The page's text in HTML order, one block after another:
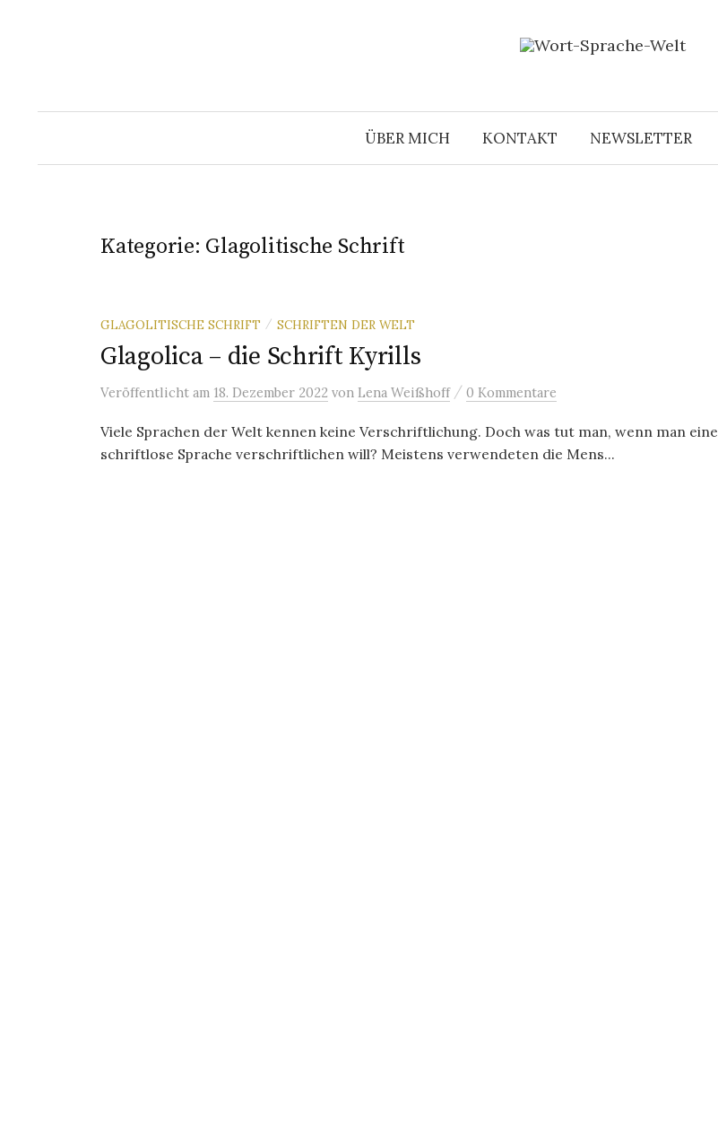
ÜBER MICH KONTAKT NEWSLETTER
Kategorie: Glagolitische Schrift
GLAGOLITISCHE SCHRIFT / SCHRIFTEN DER WELT
Glagolica – die Schrift Kyrills
Veröffentlicht am 18. Dezember 2022 von Lena Weißhoff / 0 Kommentare
Viele Sprachen der Welt kennen keine Verschriftlichung. Doch was tut man, wenn man eine
schriftlose Sprache verschriftlichen will? Meistens verwendeten die Mens...